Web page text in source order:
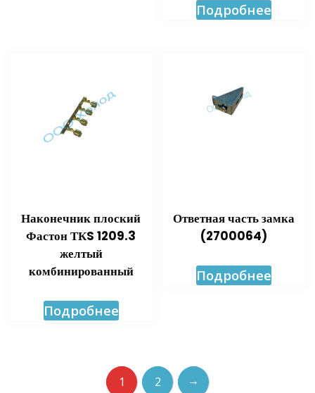
Подробнее
Наконечник плоский
Фастон ТКS 1209.3
желтый
комбинированный
Подробнее
Ответная часть замка
(2700064)
Подробнее
1 2 →